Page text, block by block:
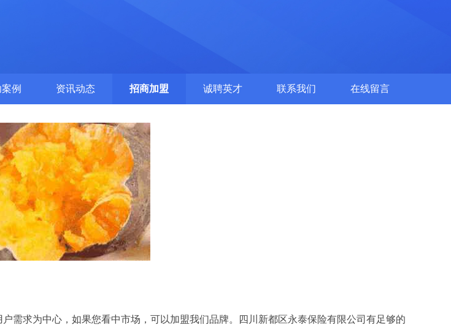
例 资讯动态 招商加盟 诚聘英才 联系我们 在线留言
需求为中心，如果您看中市场，可以加盟我们品牌。四川新都区永泰保险有限公司有足够的